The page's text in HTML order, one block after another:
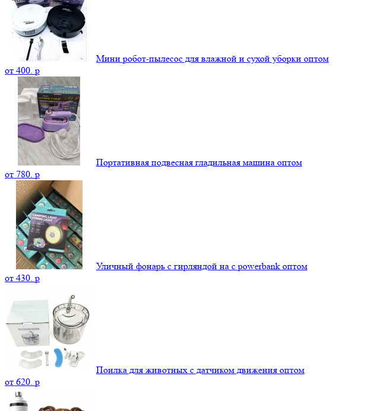
Мини робот-пылесос для влажной и сухой уборки оптом
от 400. p
Портативная подвесная гладильная машина оптом
от 780. p
Уличный фонарь с гирляндой на с powerbank оптом
от 430. p
Поилка для животных с датчиком движения оптом
от 620. p